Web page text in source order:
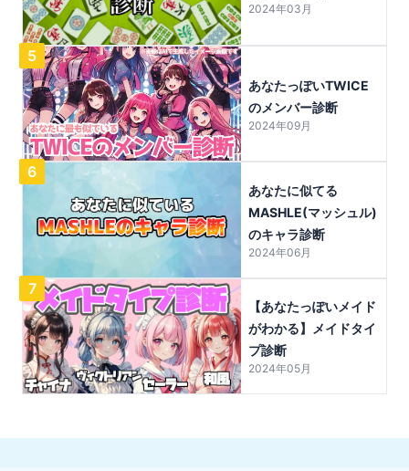
2024年03月
5
あなたっぽいTWICE
のメンバー診断
2024年09月
6
あなたに似てる
MASHLE(マッシュル)
のキャラ診断
2024年06月
7
【あなたっぽいメイド
がわかる】メイドタイ
プ診断
2024年05月